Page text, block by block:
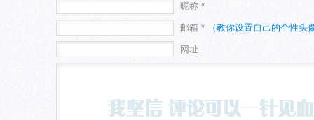
昵称 *
邮箱 * （教你设置自己的个性头
网址